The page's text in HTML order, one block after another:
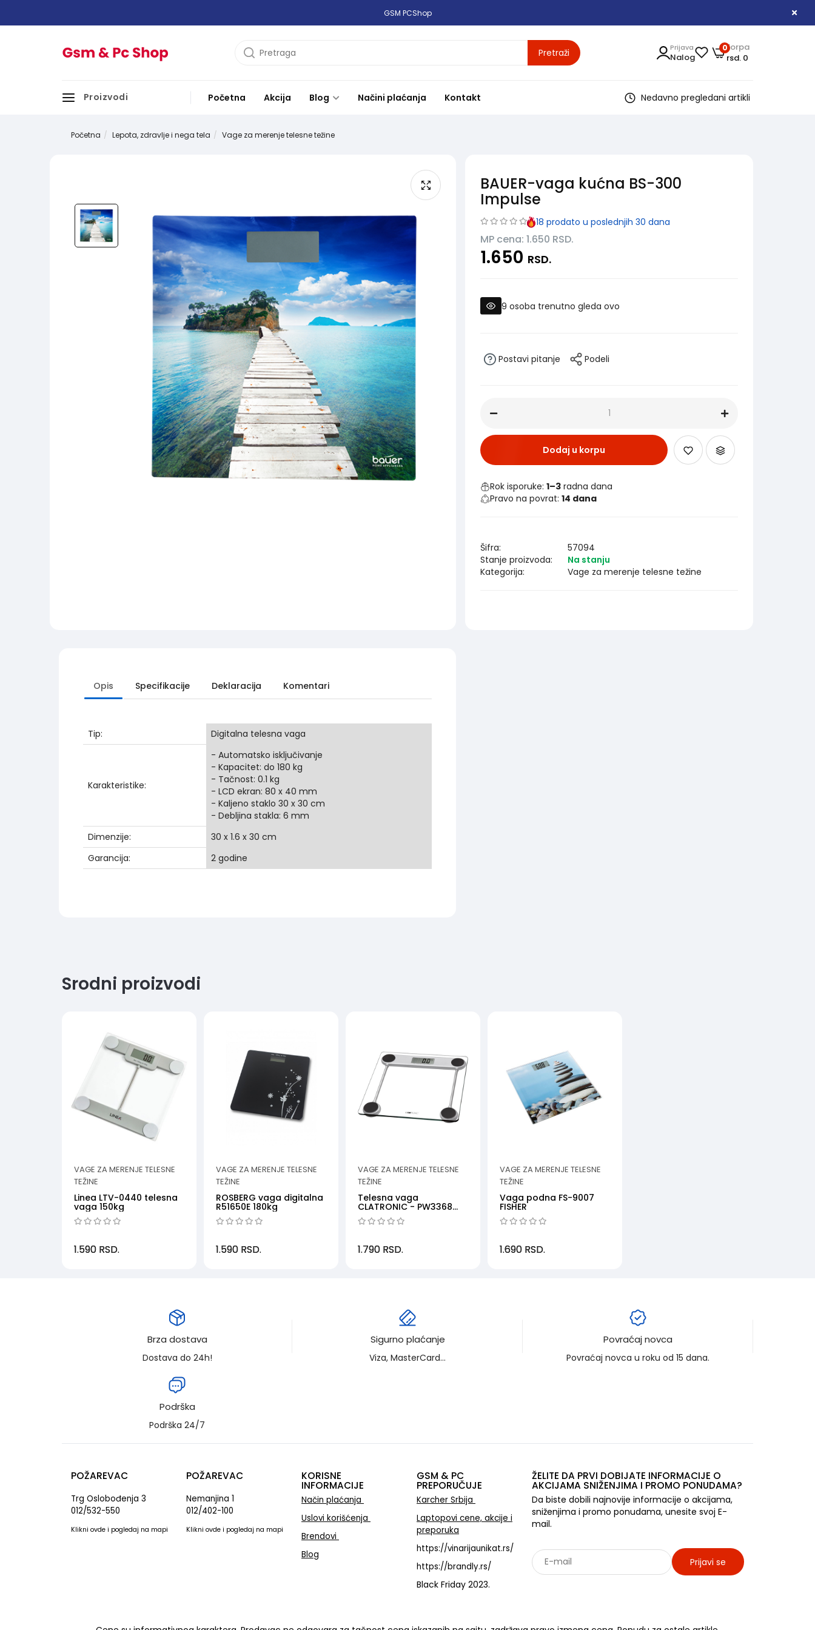
GSM PCShop
Pretraži
Korpa
rsd. 0
0
Prijava
Nalog
Proizvodi Početna Akcija Blog Načini plaćanja Kontakt Nedavno pregledani artikli
Početna Lepota, zdravlje i nega tela Vage za merenje telesne težine
BAUER-vaga kućna BS-300
Impulse
18 prodato u poslednjih 30 dana
MP cena: 1.650 RSD.
1.650 RSD.
9 osoba trenutno gleda ovo
Postavi pitanje Podeli
Dodaj u korpu
Rok isporuke: 1–3 radna dana
Pravo na povrat: 14 dana
Šifra:
57094
Stanje proizvoda:
Na stanju
Kategorija:
Vage za merenje telesne težine
Opis Specifikacije Deklaracija Komentari
Tip: Digitalna telesna vaga
Karakteristike:
- Automatsko isključivanje
- Kapacitet: do 180 kg
- Tačnost: 0.1 kg
- LCD ekran: 80 x 40 mm
- Kaljeno staklo 30 x 30 cm
- Debljina stakla: 6 mm
Dimenzije:
30 x 1.6 x 30 cm
Garancija:
2 godine
Srodni proizvodi
VAGE ZA MERENJE TELESNE
TEŽINE
Linea LTV-0440 telesna
vaga 150kg
1.590 RSD.
VAGE ZA MERENJE TELESNE
TEŽINE
ROSBERG vaga digitalna
R51650E 180kg
1.590 RSD.
VAGE ZA MERENJE TELESNE
TEŽINE
Telesna vaga
CLATRONIC - PW3368
digitalna, do 150 kg
1.790 RSD.
VAGE ZA MERENJE TELESNE
TEŽINE
Vaga podna FS-9007
FISHER
1.690 RSD.
Brza dostava
Dostava do 24h!
Sigurno plaćanje
Viza, MasterCard...
Povraćaj novca
Povraćaj novca u roku od 15 dana.
Podrška
Podrška 24/7
POŽAREVAC
Trg Oslobođenja 3
012/532-550
Klikni ovde i pogledaj na mapi
POŽAREVAC
Nemanjina 1
012/402-100
Klikni ovde i pogledaj na mapi
KORISNE
INFORMACIJE
Način plaćanja
Uslovi korišćenja
Brendovi
Blog
GSM & PC
PREPORUČUJE
Karcher Srbija
Laptopovi cene, akcije i
preporuka
https://vinarijaunikat.rs/
https://brandly.rs/
Black Friday 2023.
ŽELITE DA PRVI DOBIJATE INFORMACIJE O
AKCIJAMA SNIŽENJIMA I PROMO PONUDAMA?
Da biste dobili najnovije informacije o akcijama,
sniženjima i promo ponudama, unesite svoj E-
mail.
Prijavi se